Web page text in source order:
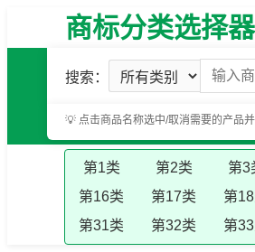
商标分类选择器
搜索：
💡 点击商品名称选中/取消需要的产品
第1类 第2类 第3
第16类
第17类 第
第31类
第32类 第